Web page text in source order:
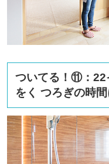
ついてる！⑪：22
をく つろぎの時